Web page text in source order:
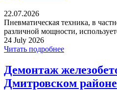
22.07.2026
Пневматическая техника, в
различной мощности,
24 July 2026
Читать подробнее
Демонтаж
Дмитровском районе